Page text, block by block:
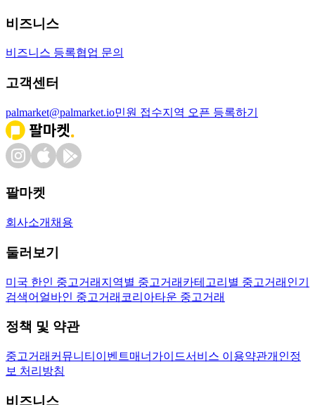
비즈니스
비즈니스 등록협업 문의
고객센터
palmarket@palmarket.io민원 접수지역 오픈 등록하기
팔마켓
회사소개 채용
둘러보기
미국 한인 중고거래 지역별 중고거래 카테고리별 중고거래 인기
검색어 얼바인 중고거래 코리아타운 중고거래
정책 및 약관
중고거래 커뮤니티 이벤트매너가이드서비스 이용약관개인정
보 처리방침
비즈니스